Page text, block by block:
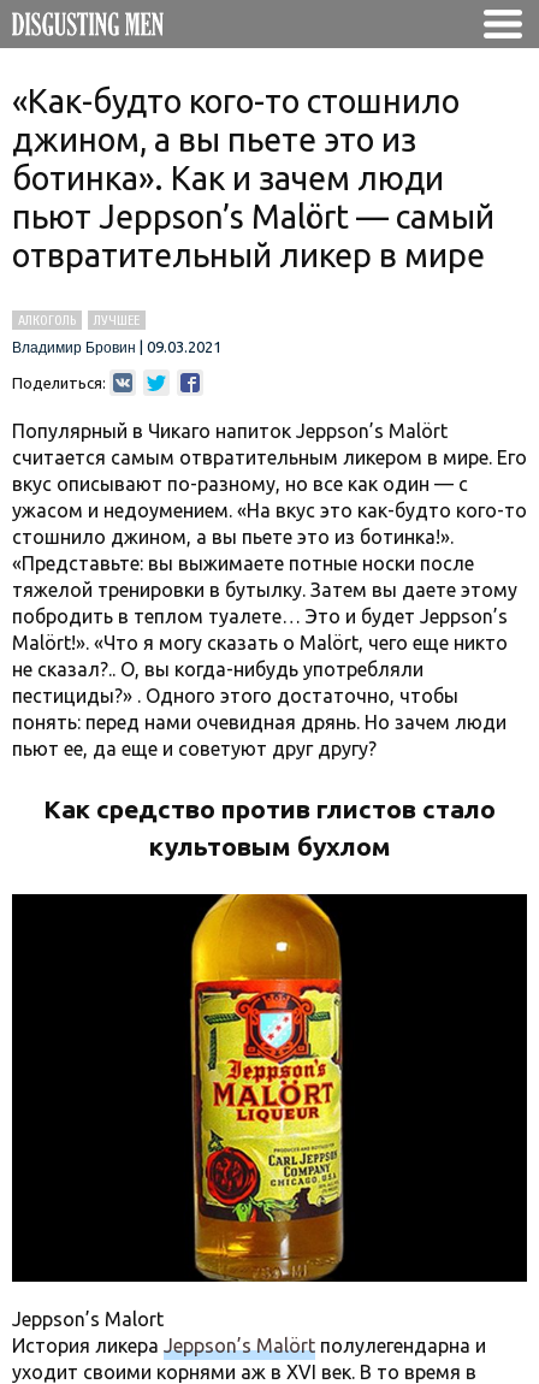
«Как-будто кого-то стошнило
джином, а вы пьете это из
ботинка». Как и зачем люди
пьют Jeppson’s Malört — самый
отвратительный ликер в мире
АЛКОГОЛЬ
ЛУЧШЕЕ
Владимир Бровин
09.03.2021
Поделиться:
Популярный в Чикаго напиток Jeppson’s Malört
считается самым отвратительным ликером в мире. Его
вкус описывают по-разному, но все как один — с
ужасом и недоумением. «На вкус это как-будто кого-то
стошнило джином, а вы пьете это из ботинка!».
«Представьте: вы выжимаете потные носки после
тяжелой тренировки в бутылку. Затем вы даете этому
побродить в теплом туалете… Это и будет Jeppson’s
Malört!». «Что я могу сказать о Malört, чего еще никто
не сказал?.. О, вы когда-нибудь употребляли
пестициды?» . Одного этого достаточно, чтобы
понять: перед нами очевидная дрянь. Но зачем люди
пьют ее, да еще и советуют друг другу?
Как средство против глистов стало
культовым бухлом
Jeppson’s Malort
История ликера Jeppson’s Malört полулегендарна и
уходит своими корнями аж в XVI век. В то время в